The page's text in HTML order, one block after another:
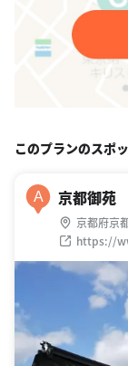
このプランのスポ
A 京都御苑
京都府京
https://